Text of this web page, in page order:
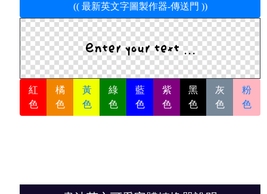
(( 最新英文字圖製作器-傳送門 ))
紅
色
橘
色
黃
色
綠
色
藍
色
紫
色
黑
色
灰
色
粉
色